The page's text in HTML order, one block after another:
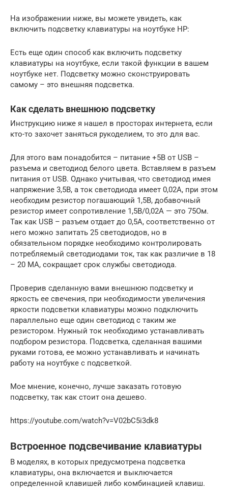
На изображении ниже, вы можете увидеть, как
включить подсветку клавиатуры на ноутбуке HP:
Есть еще один способ как включить подсветку
клавиатуры на ноутбуке, если такой функции в вашем
ноутбуке нет. Подсветку можно сконструировать
самому – это внешняя подсветка.
Как сделать внешнюю подсветку
Инструкцию ниже я нашел в просторах интернета, если
кто-то захочет заняться рукоделием, то это для вас.
Для этого вам понадобится – питание +5В от USB –
разъема и светодиод белого цвета. Вставляем в разъем
питания от USB. Однако учитывая, что светодиод имея
напряжение 3,5В, а ток светодиода имеет 0,02А, при этом
необходим резистор погашающий 1,5В, добавочный
резистор имеет сопротивление 1,5В/0,02А — это 75Ом.
Так как USB – разъем отдает до 0,5А, соответственно от
него можно запитать 25 светодиодов, но в
обязательном порядке необходимо контролировать
потребляемый светодиодами ток, так как различие в 18
– 20 МА, сокращает срок службы светодиода.
Проверив сделанную вами внешнюю подсветку и
яркость ее свечения, при необходимости увеличения
яркости подсветки клавиатуры можно подключить
параллельно еще один светодиод с таким же
резистором. Нужный ток необходимо устанавливать
подбором резистора. Подсветка, сделанная вашими
руками готова, ее можно устанавливать и начинать
работу на ноутбуке с подсветкой.
Мое мнение, конечно, лучше заказать готовую
подсветку, так как стоит она дешево.
https://youtube.com/watch?v=V02bC5i3dk8
Встроенное подсвечивание клавиатуры
В моделях, в которых предусмотрена подсветка
клавиатуры, она включается и выключается
определенной клавишей либо комбинацией клавиш.